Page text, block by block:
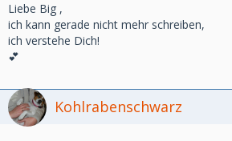
Liebe Big ,
ich kann gerade nicht mehr schreiben,
ich verstehe Dich!
💕
Kohlrabenschwarz